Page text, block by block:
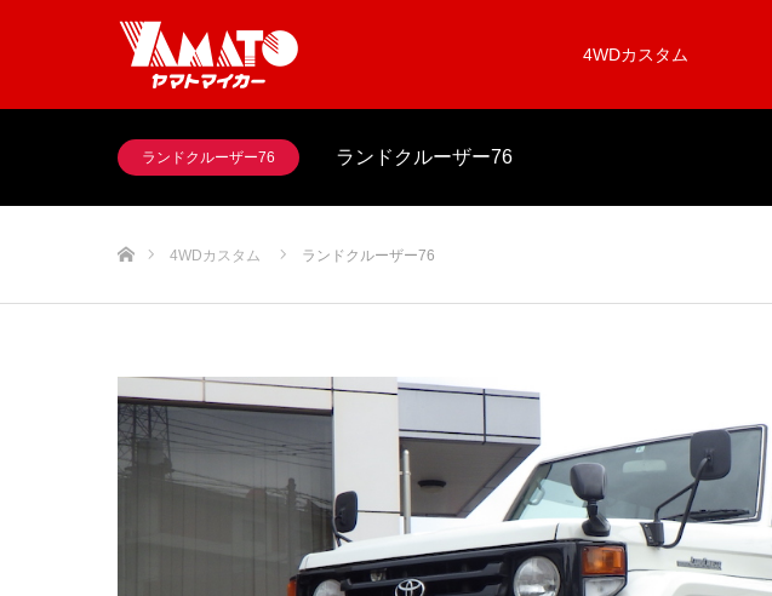
4WDカスタム
ランドクルーザー76 ランドクルーザー76
4WDカスタム ランドクルーザー76